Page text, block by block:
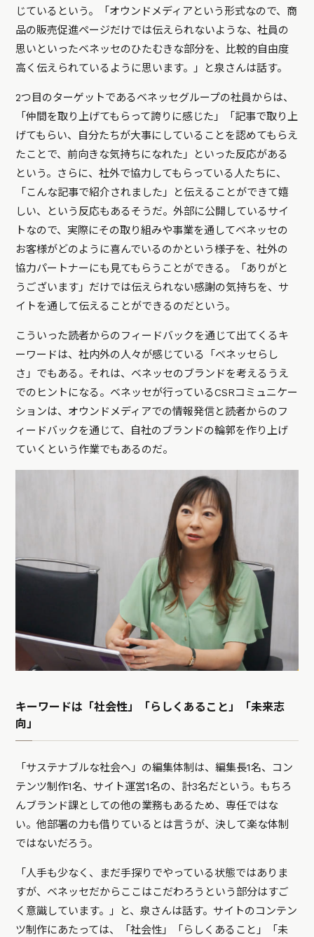
じているという。「オウンドメディアという形式なので、商
品の販売促進ページだけでは伝えられないような、社員の
思いといったベネッセのひたむきな部分を、比較的自由度
高く伝えられているように思います。」と泉さんは話す。
2つ目のターゲットであるベネッセグループの社員からは、
「仲間を取り上げてもらって誇りに感じた」「記事で取り上
げてもらい、自分たちが大事にしていることを認めてもらえ
たことで、前向きな気持ちになれた」といった反応がある
という。さらに、社外で協力してもらっている人たちに、
「こんな記事で紹介されました」と伝えることができて嬉
しい、という反応もあるそうだ。外部に公開しているサイ
トなので、実際にその取り組みや事業を通してベネッセの
お客様がどのように喜んでいるのかという様子を、社外の
協力パートナーにも見てもらうことができる。「ありがと
うございます」だけでは伝えられない感謝の気持ちを、サ
イトを通して伝えることができるのだという。
こういった読者からのフィードバックを通じて出てくるキ
ーワードは、社内外の人々が感じている「ベネッセらし
さ」でもある。それは、ベネッセのブランドを考えるうえ
でのヒントになる。ベネッセが行っているCSRコミュニケー
ションは、オウンドメディアでの情報発信と読者からのフ
ィードバックを通じて、自社のブランドの輪郭を作り上げ
ていくという作業でもあるのだ。
キーワードは「社会性」「らしくあること」「未来志
向」
「サステナブルな社会へ」の編集体制は、編集長1名、コン
テンツ制作1名、サイト運営1名の、計3名だという。もちろ
んブランド課としての他の業務もあるため、専任ではな
い。他部署の力も借りているとは言うが、決して楽な体制
ではないだろう。
「人手も少なく、まだ手探りでやっている状態ではありま
すが、ベネッセだからここはこだわろうという部分はすご
く意識しています。」と、泉さんは話す。サイトのコンテン
ツ制作にあたっては、「社会性」「らしくあること」「未